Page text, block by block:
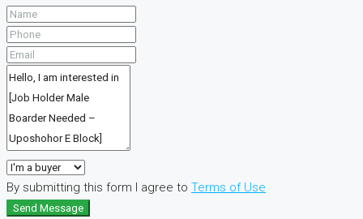
By submitting this form I agree to Terms of Use
Send Message